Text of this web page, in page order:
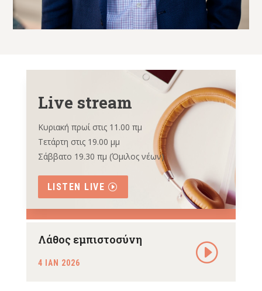
Live stream
Κυριακή πρωί στις 11.00 πμ
Τετάρτη στις 19.00 μμ
Σάββατο 19.30 πμ (Όμιλος νέων)
LISTEN LIVE
Λάθος εμπιστοσύνη
4 ΙΑΝ 2026